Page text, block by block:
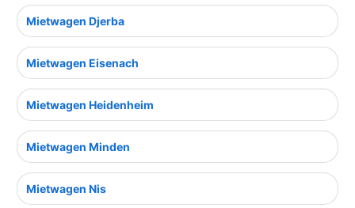
Mietwagen Djerba
Mietwagen Eisenach
Mietwagen Heidenheim
Mietwagen Minden
Mietwagen Nis